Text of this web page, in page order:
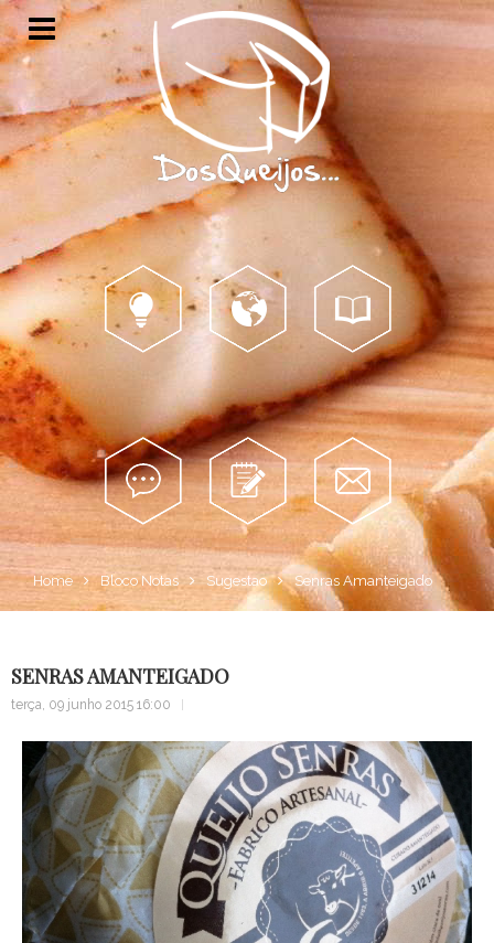
Catálogo
Alma... Sugestão
Contacte
Home
Bloco Notas Sugestao Senras Amanteigado
SENRAS AMANTEIGADO
terça, 09 junho 2015 16:00